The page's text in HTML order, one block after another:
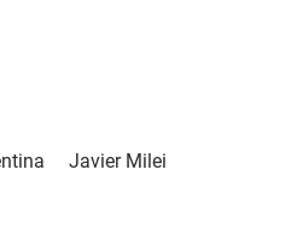
Javier Milei